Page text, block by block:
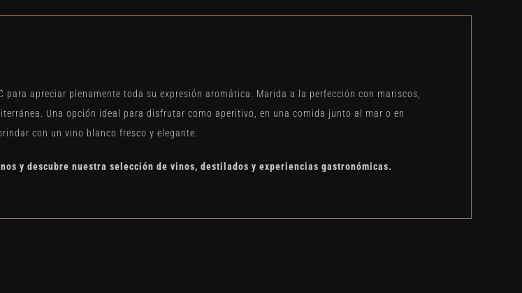
para apreciar plenamente toda su expresión aromática. Marida a la perfección con mariscos,
Una opción ideal para disfrutar como aperitivo, en una comida junto al mar o en
con un vino blanco fresco y elegante.
y descubre nuestra selección de vinos, destilados y experiencias gastronómicas.